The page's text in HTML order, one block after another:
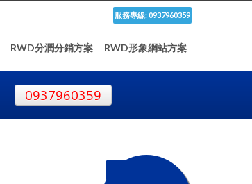
服務專線: 0937960359
RWD分潤分銷方案 RWD形象網站方案
0937960359